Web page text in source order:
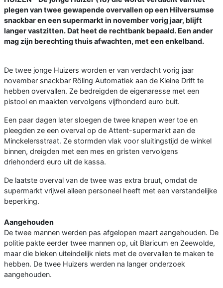
plegen van twee gewapende overvallen op een Hilversumse
snackbar en een supermarkt in november vorig jaar, blijft
langer vastzitten. Dat heet de rechtbank bepaald. Een ander
mag zijn berechting thuis afwachten, met een enkelband.
De twee jonge Huizers worden er van verdacht vorig jaar
november snackbar Röling Automatiek aan de Kleine Drift te
hebben overvallen. Ze bedreigden de eigenaresse met een
pistool en maakten vervolgens vijfhonderd euro buit.
Een paar dagen later sloegen de twee knapen weer toe en
pleegden ze een overval op de Attent-supermarkt aan de
Minckelersstraat. Ze stormden vlak voor sluitingstijd de winkel
binnen, dreigden met een mes en gristen vervolgens
driehonderd euro uit de kassa.
De laatste overval van de twee was extra bruut, omdat de
supermarkt vrijwel alleen personeel heeft met een verstandelijke
beperking.
Aangehouden
De twee mannen werden pas afgelopen maart aangehouden. De
politie pakte eerder twee mannen op, uit Blaricum en Zeewolde,
maar die bleken uiteindelijk niets met de overvallen te maken te
hebben. De twee Huizers werden na langer onderzoek
aangehouden.